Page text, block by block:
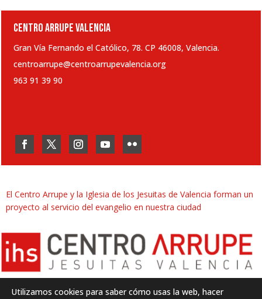
CENTRO ARRUPE VALENCIA
Gran Vía Fernando el Católico, 78. CP 46008, Valencia.
centroarrupe@centroarrupevalencia.org
963 91 39 90
El Centro Arrupe y la Iglesia de los Jesuitas de Valencia forman un
proyecto al servicio del evangelio en nuestra ciudad
Utilizamos cookies para saber cómo usas la web, hacer